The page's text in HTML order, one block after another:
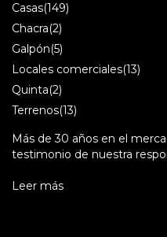
Casas(149)
Chacra(2)
Galpón(5)
Locales comerciales(13)
Quinta(2)
Terrenos(13)
Más de 30 años en el
testimonio de nuestra
Leer más